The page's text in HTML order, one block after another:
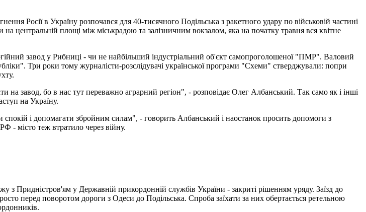
Росії в Україну розпочався для 40-тисячного Подільська з ракетного удару по військовій частині
на центральній площі між міськрадою та залізничним вокзалом, яка на початку травня вся квітне
завод у Рибниці - чи не найбільший індустріальний об'єкт самопроголошеної "ПМР". Валовий
Три роки тому журналісти-розслідувачі української програми "Схеми" стверджували: попри
завод, бо в нас тут переважно аграрний регіон", - розповідає Олег Албанський. Так само як і інші
на Україну.
спокій і допомагати збройним силам", - говорить Албанський і наостанок просить допомоги з
- місто теж втратило через війну.
з Придністров'ям у Державній прикордонній службів України - закриті рішенням уряду. Заїзд до
перед поворотом дороги з Одеси до Подільська. Спроба заїхати за них обертається ретельною